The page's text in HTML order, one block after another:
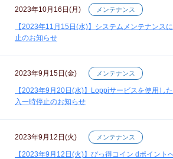
2023年10月16日(月) メンテナンス
【2023年11月15日(水)】システムメンテナンス
止のお知らせ
2023年9月15日(金) メンテナンス
【2023年9月20日(水)】Loppiサービスを使用し
入一時停止のお知らせ
2023年9月12日(火) メンテナンス
【2023年9月12日(火)】びっ得コイン dポイント